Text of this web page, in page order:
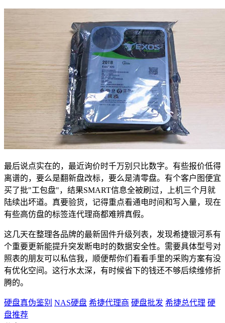
最后说点实在的，最近询价时千万别只比数字。有些报价低得
离谱的，要么是翻新盘改标，要么是清零盘。有个客户图便宜
买了批"工包盘"，结果SMART信息全被刷过，上机三个月就
陆续出坏道。真要验货，记得重点看通电时间和写入量，现在
有些高仿盘的标签连代理商都难辨真假。
这几天在整理各品牌的最新固件升级列表，发现希捷银河系有
个重要更新能提升突发断电时的数据安全性。需要具体型号对
照表的朋友可以私信我，顺便帮你们看看手里的采购方案有没
有优化空间。这行水太深，有时候省下的钱还不够后续维修折
腾的。
硬盘真伪鉴别 NAS硬盘 希捷代理商 硬盘批发 希捷总代理 硬
盘推荐